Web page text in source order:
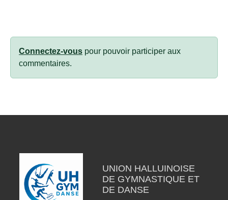
Connectez-vous pour pouvoir participer aux
commentaires.
UNION HALLUINOISE
DE GYMNASTIQUE ET
DE DANSE